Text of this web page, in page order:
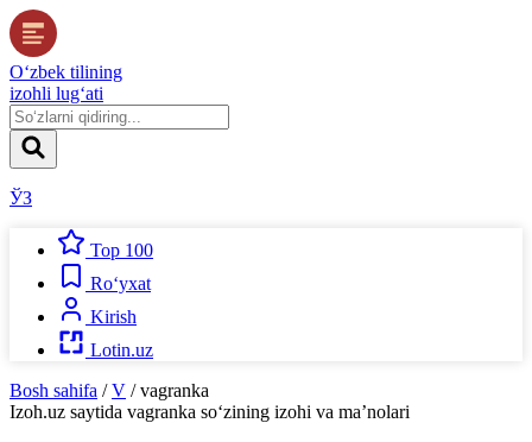
O‘zbek tilining
izohli lug‘ati
ЎЗ
Top 100
Ro‘yxat
Kirish
Lotin.uz
Bosh sahifa / V / vagranka
Izoh.uz saytida vagranka so‘zining izohi va ma’nolari